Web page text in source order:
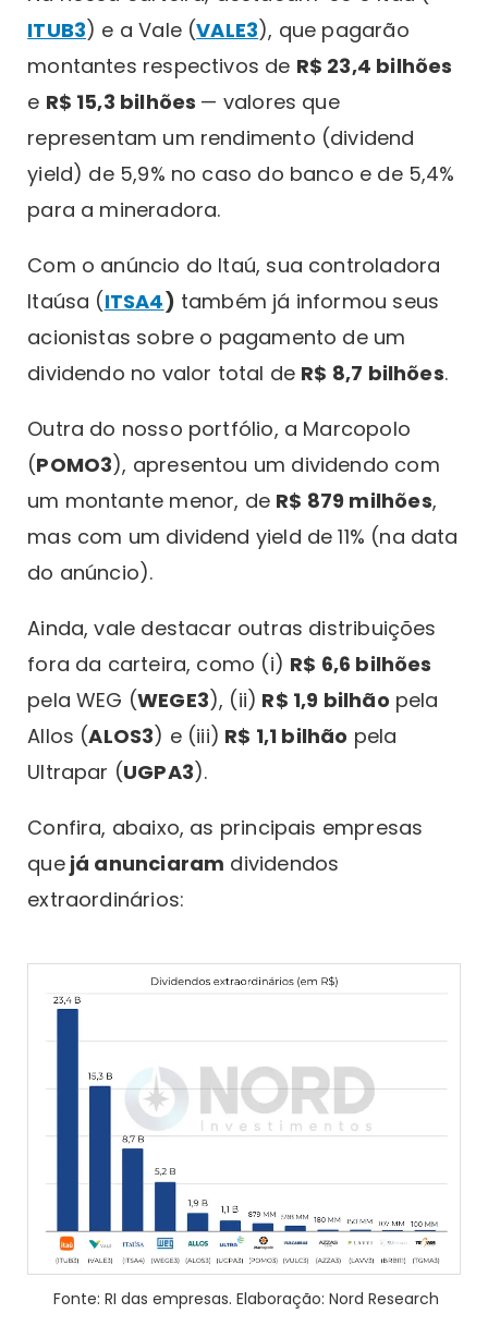
ITUB3) e a Vale (VALE3), que pagarão
montantes respectivos de R$ 23,4 bilhões
e R$ 15,3 bilhões — valores que
representam um rendimento (dividend
yield) de 5,9% no caso do banco e de 5,4%
para a mineradora.
Com o anúncio do Itaú, sua controladora
Itaúsa (ITSA4) também já informou seus
acionistas sobre o pagamento de um
dividendo no valor total de R$ 8,7 bilhões.
Outra do nosso portfólio, a Marcopolo
(POMO3), apresentou um dividendo com
um montante menor, de R$ 879 milhões,
mas com um dividend yield de 11% (na data
do anúncio).
Ainda, vale destacar outras distribuições
fora da carteira, como (i) R$ 6,6 bilhões
pela WEG (WEGE3), (ii) R$ 1,9 bilhão pela
Allos (ALOS3) e (iii) R$ 1,1 bilhão pela
Ultrapar (UGPA3).
Confira, abaixo, as principais empresas
quejá anunciaram dividendos
extraordinários:
Fonte: RI das empresas. Elaboração: Nord Research